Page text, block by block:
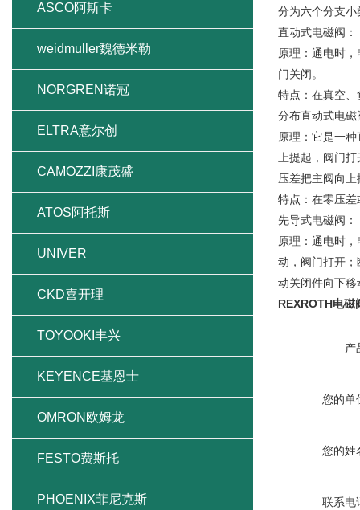
分为六个分支
直动式电磁阀：
原理：通电时
门关闭。
特点：在真空
分布直动式电磁
原理：它是一
上提起，阀门
压差把主阀向
特点：在零压
先导式电磁阀：
原理：通电时
动，阀门打开
动关闭件向下
REXROTH电
产
您的单
您的姓
联系电
ASCO阿斯卡
weidmuller魏德米勒
NORGREN诺冠
ELTRA意尔创
CAMOZZI康茂盛
ATOS阿托斯
UNIVER
CKD喜开理
TOYOOKI丰兴
KEYENCE基恩士
OMRON欧姆龙
FESTO费斯托
PHOENIX菲尼克斯